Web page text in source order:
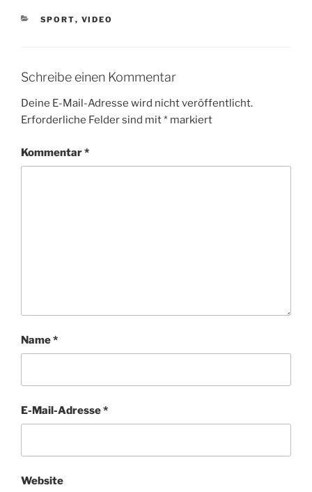
KATEGORIEN
SPORT, VIDEO
Schreibe einen Kommentar
Deine E-Mail-Adresse wird nicht veröffentlicht.
Erforderliche Felder sind mit* markiert
Kommentar*
Name*
E-Mail-Adresse*
Website